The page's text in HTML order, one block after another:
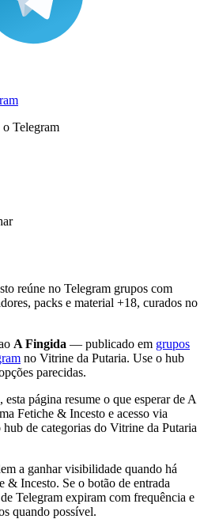
o Telegram
reúne no Telegram grupos com
packs e material +18, curados no
A Fingida — publicado em grupos
no Vitrine da Putaria. Use o hub
parecidas.
página resume o que esperar de A
Fetiche & Incesto e acesso via
de categorias do Vitrine da Putaria
a ganhar visibilidade quando há
& Incesto. Se o botão de entrada
Telegram expiram com frequência e
quando possível.